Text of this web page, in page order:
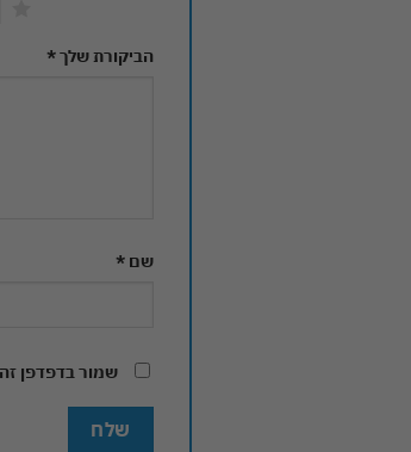
הביקורת שלך*
שם *
שמור בדפדפן